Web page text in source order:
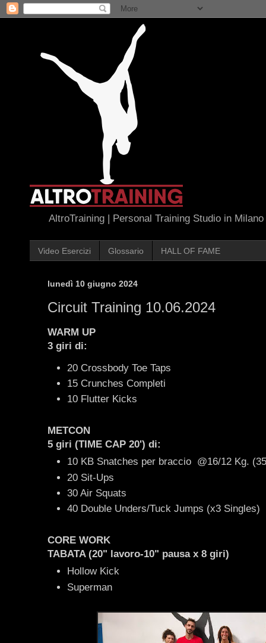
AltroTraining | Personal Training Studio in Milano
Video Esercizi Glossario HALL OF FAME
lunedì 10 giugno 2024
Circuit Training 10.06.2024
WARM UP
3 giri di:
20 Crossbody Toe Taps
15 Crunches Completi
10 Flutter Kicks
METCON
5 giri (TIME CAP 20') di:
10 KB Snatches per braccio @16/12 Kg.
20 Sit-Ups
30 Air Squats
40 Double Unders/Tuck Jumps (x3 Singles)
CORE WORK
TABATA (20" lavoro-10" pausa x 8 giri)
Hollow Kick
Superman